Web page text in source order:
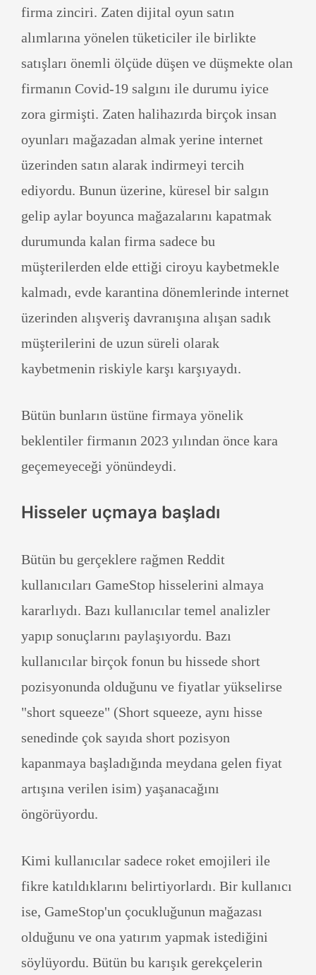
firma zinciri. Zaten dijital oyun satın
alımlarına yönelen tüketiciler ile birlikte
satışları önemli ölçüde düşen ve düşmekte olan
firmanın Covid-19 salgını ile durumu iyice
zora girmişti. Zaten halihazırda birçok insan
oyunları mağazadan almak yerine internet
üzerinden satın alarak indirmeyi tercih
ediyordu. Bunun üzerine, küresel bir salgın
gelip aylar boyunca mağazalarını kapatmak
durumunda kalan firma sadece bu
müşterilerden elde ettiği ciroyu kaybetmekle
kalmadı, evde karantina dönemlerinde internet
üzerinden alışveriş davranışına alışan sadık
müşterilerini de uzun süreli olarak
kaybetmenin riskiyle karşı karşıyaydı.
Bütün bunların üstüne firmaya yönelik
beklentiler firmanın 2023 yılından önce kara
geçemeyeceği yönündeydi.
Hisseler uçmaya başladı
Bütün bu gerçeklere rağmen Reddit
kullanıcıları GameStop hisselerini almaya
kararlıydı. Bazı kullanıcılar temel analizler
yapıp sonuçlarını paylaşıyordu. Bazı
kullanıcılar birçok fonun bu hissede short
pozisyonunda olduğunu ve fiyatlar yükselirse
"short squeeze" (Short squeeze, aynı hisse
senedinde çok sayıda short pozisyon
kapanmaya başladığında meydana gelen fiyat
artışına verilen isim) yaşanacağını
öngörüyordu.
Kimi kullanıcılar sadece roket emojileri ile
fikre katıldıklarını belirtiyorlardı. Bir kullanıcı
ise, GameStop'un çocukluğunun mağazası
olduğunu ve ona yatırım yapmak istediğini
söylüyordu. Bütün bu karışık gerekçelerin